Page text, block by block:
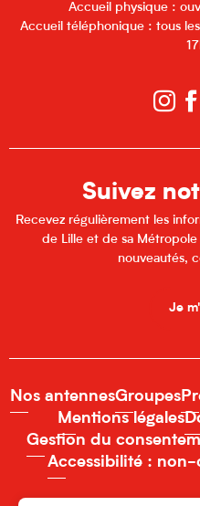
Accueil physique :
Accueil téléphonique : tous
Suivez
Recevez régulièrement les
de Lille et de sa
nouveautés,
Je
Nos antennesGroupes
Mentions légales
Gestion du
Accessibilité :